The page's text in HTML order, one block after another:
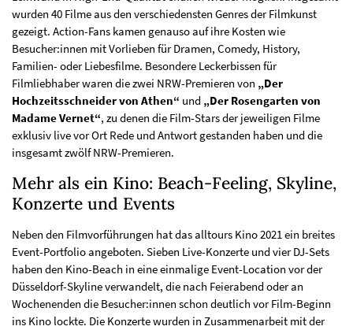
wurden 40 Filme aus den verschiedensten Genres der Filmkunst
gezeigt. Action-Fans kamen genauso auf ihre Kosten wie
Besucher:innen mit Vorlieben für Dramen, Comedy, History,
Familien- oder Liebesfilme. Besondere Leckerbissen für
Filmliebhaber waren die zwei NRW-Premieren von „Der
Hochzeitsschneider von Athen“ und „Der Rosengarten von
Madame Vernet“, zu denen die Film-Stars der jeweiligen Filme
exklusiv live vor Ort Rede und Antwort gestanden haben und die
insgesamt zwölf NRW-Premieren.
Mehr als ein Kino: Beach-Feeling, Skyline,
Konzerte und Events
Neben den Filmvorführungen hat das alltours Kino 2021 ein breites
Event-Portfolio angeboten. Sieben Live-Konzerte und vier DJ-Sets
haben den Kino-Beach in eine einmalige Event-Location vor der
Düsseldorf-Skyline verwandelt, die nach Feierabend oder an
Wochenenden die Besucher:innen schon deutlich vor Film-Beginn
ins Kino lockte. Die Konzerte wurden in Zusammenarbeit mit der